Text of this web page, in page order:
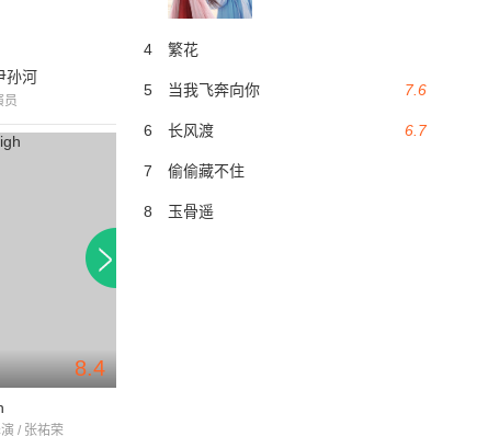
4 繁花
7.6
5 当我飞奔向你
6.7
6 长风渡
7 偷偷藏不住
8 玉骨遥
孙河
员
8.4
/ 张祐荣